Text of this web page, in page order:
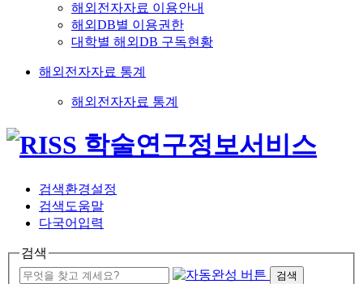
해외전자자료 이용안내
해외DB별 이용권한
대학별 해외DB 구독현황
해외전자자료 통계
해외전자자료 통계
검색환경설정
검색도움말
다국어입력
검색
검색